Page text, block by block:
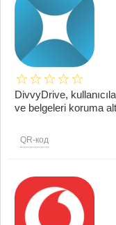
DivvyDrive,
ve belgeleri koruma
QR-код